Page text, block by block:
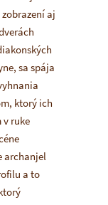
aj
sa spája
ktorý ich
v ruke
archanjel
a to